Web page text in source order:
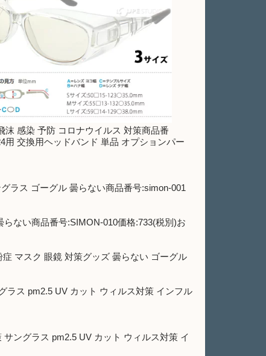
感染 予防 コロナウイルス 対策商品番
交換用ヘッドバンド 単品 オプションパー
ラス ゴーグル 曇らない商品番号:simon-001
ない商品番号:SIMON-010価格:733(税別)お
マスク 眼鏡 対策グッズ 曇らない ゴーグル
ラス pm2.5 UV カット ウィルス対策 インフル
ングラス pm2.5 UV カット ウィルス対策 イ